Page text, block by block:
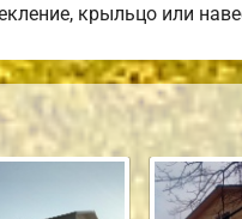
крыльцо или